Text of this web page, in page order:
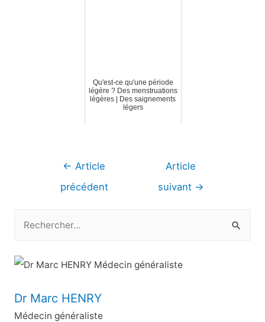
Qu'est-ce qu'une période
légère ? Des menstruations
légères | Des saignements
légers
Navigation
← Article
précédent
Article
suivant →
c
e
r
Dr Marc HENRY
Médecin généraliste